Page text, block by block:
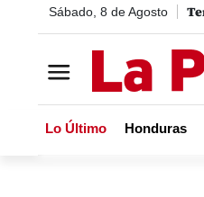
Sábado, 8 de Agosto
Lo Último Honduras